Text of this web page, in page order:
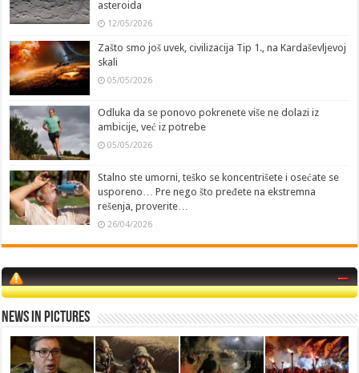
asteroida
12/05/2026
Zašto smo još uvek, civilizacija Tip 1., na Kardaševljevoj
skali
05/05/2026
Odluka da se ponovo pokrenete više ne dolazi iz
ambicije, već iz potrebe
05/05/2026
Stalno ste umorni, teško se koncentrišete i osećate se
usporeno… Pre nego što pređete na ekstremna
rešenja, proverite…
26/04/2026
News in Pictures